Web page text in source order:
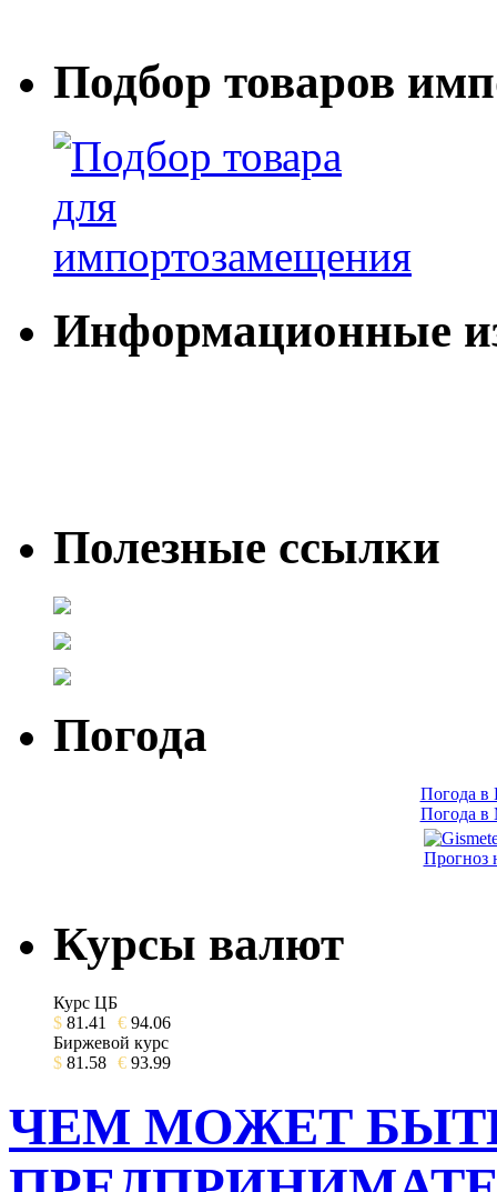
Подбор товаров
Информационные
Полезные ссылки
Погода
Погода в
Погода в
Прогноз
Курсы валют
Курс ЦБ
$ 81.41 € 94.06
Биржевой курс
$ 81.58 € 93.99
ЧЕМ МОЖЕТ